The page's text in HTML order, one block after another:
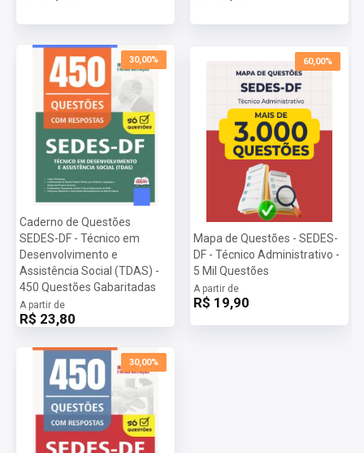
30,00%
Caderno de Questões
SEDES-DF - Técnico em
Desenvolvimento e
Assistência Social (TDAS) -
450 Questões Gabaritadas
A partir de
R$ 23,80
60,00%
Mapa de Questões - SEDES-
DF - Técnico Administrativo -
5 Mil Questões
A partir de
R$ 19,90
30,00%